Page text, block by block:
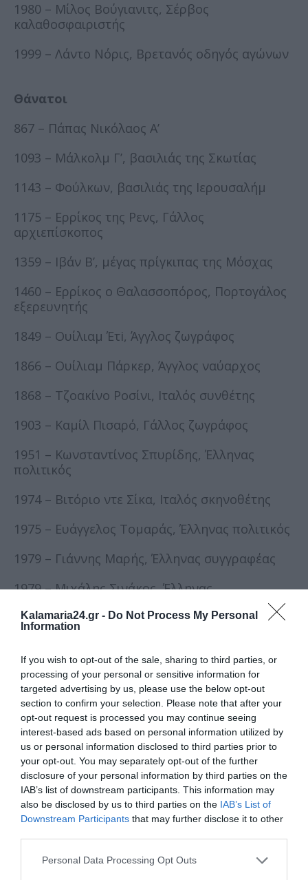
Kalamaria24.gr - Do Not Process My Personal
Information
If you wish to opt-out of the sale, sharing to third parties, or
processing of your personal or sensitive information for
targeted advertising by us, please use the below opt-out
section to confirm your selection. Please note that after your
opt-out request is processed you may continue seeing
interest-based ads based on personal information utilized by
us or personal information disclosed to third parties prior to
your opt-out. You may separately opt-out of the further
disclosure of your personal information by third parties on the
IAB’s list of downstream participants. This information may
also be disclosed by us to third parties on the IAB’s List of
Downstream Participants that may further disclose it to other
Personal Data Processing Opt Outs
1980 – Μίλος Βούγιανιτς, Σέρβος
καλαθοσφαιριστής
1999 – Λάντο Νόρις, Βρετανός οδηγός αγώνων
Θάνατοι
867 – Πάπας Νικόλαος Α’
1093 – Μάλκολμ Γ’, βασιλιάς της Σκωτίας
1143 – Φούλκων, βασιλιάς της Ιερουσαλήμ
1175 – Ερρίκος της Ρενς, Γάλλος
αρχιεπίσκοπος
1359 – Ιβάν Β’, μέγας πρίγκιπας της Μόσχας
1460 – Ερρίκος ο Θαλασσοπόρος, Πορτογάλος
εξερευνητής
1849 – Ουίλιαμ Έτi, Άγγλος ζωγράφος
1866 – Ουίλιαμ Πάρκερ, Άγγλος ναύαρχος
1868 – Τζοακίνο Ροσίνι, Ιταλός συνθέτης
1903 – Καμίλ Πισαρό, Γάλλος ζωγράφος
1951 – Κωνσταντίνος Σπυρίδης, Έλληνας
πολιτικός
1974 – Βιτόριο ντε Σίκα, Ιταλός σκηνοθέτης
1975 – Ευάγγελος Τομαράς, Έλληνας πολιτικός
1979 – Γιάννης Μαρής, Έλληνας συγγραφέας
1979 – Μιχάλης Σινάκος, Έλληνας
1979 – Δημήτρης Ψαθάς, Έλληνας θεατρικός
1999 – Χρήστος Κολοκοτρώνης, Έλληνας
στιχουργός
2010 – Άλαν Σάντατζ, Αμερικανός αστρονόμος
2014 – Αλεξάντερ Γκρότεντικ, Γερμανός
μαθηματικός
2017 – Ιωάννης Καψής, Έλληνας
δημοσιογράφος
2020 – Πίτερ Σάτκλιφ, Άγγλος κατά συρροή
δολοφόνος